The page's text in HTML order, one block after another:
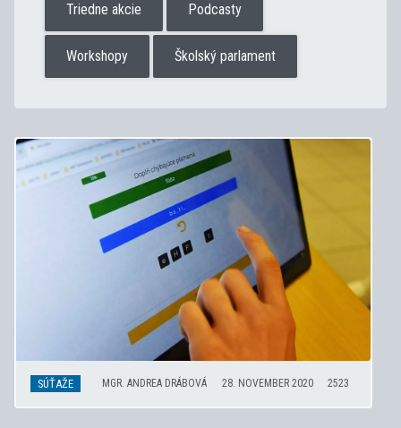
Triedne akcie Podcasty
Workshopy Školský parlament
SÚŤAŽE MGR. ANDREA DRÁBOVÁ 28. NOVEMBER 2020 2523